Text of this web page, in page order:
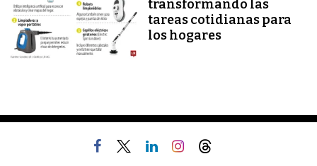
transformando las
tareas cotidianas para
los hogares